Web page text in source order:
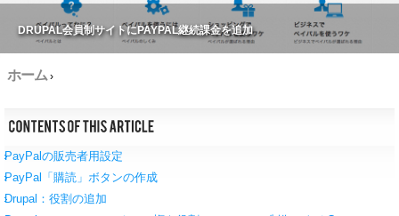
DRUPAL会員制サイトにPAYPAL継続課金を追加
ホーム ›
PayPalの販売者用設定
PayPal「購読」ボタンの作成
Drupal：役割の追加